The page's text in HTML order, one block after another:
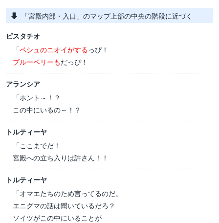
「宮殿内部・入口」のマップ上部の中央の階段に近づく
ピスタチオ
「ペシュのニオイがするっぴ！
ブルーベリーもだっぴ！
アランシア
「ホント～！？
この中にいるの～！？
トルティーヤ
「ここまでだ！
宮殿への立ち入りは許さん！！
トルティーヤ
「オマエたちのため言ってるのだ。
エニグマの話は聞いているだろ？
ソイツがこの中にいることが